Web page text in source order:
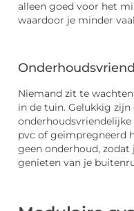
alleen goed voor het
waardoor je minder
Niemand zit te
in de tuin. Gelukkig
pvc of geïmpregneerd
geen onderhoud,
genieten van je